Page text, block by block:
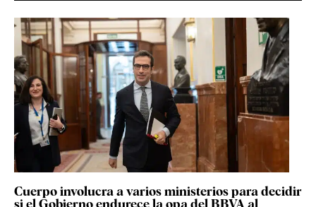
Cuerpo involucra a varios ministerios para decidir
si el Gobierno endurece la opa del BBVA al